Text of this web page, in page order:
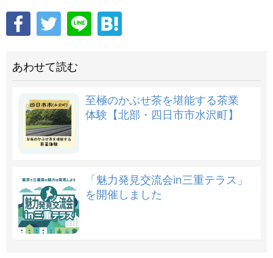
あわせて読む
至極のかぶせ茶を堪能する茶業
体験【北部・四日市市水沢町】
「魅力発見交流会in三重テラス」
を開催しました